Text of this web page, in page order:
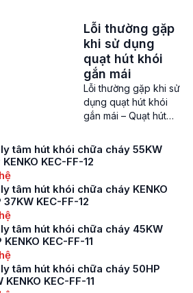
Lỗi thường gặp
khi sử dụng
quạt hút khói
gắn mái
Lỗi thường gặp khi sử
dụng quạt hút khói
gắn mái – Quạt hút
bị không thể thiếu
trong các công trình,
xưởng, trung tâm
thương mại, tầng hầm
nghiệp. Thiết bị này
đảm bảo khả năng
tâm hút khói chữa cháy 55KW
KENKO KEC-FF-12
tâm hút khói chữa cháy KENKO
37KW KEC-FF-12
tâm hút khói chữa cháy 45KW
KENKO KEC-FF-11
tâm hút khói chữa cháy 50HP
KENKO KEC-FF-11